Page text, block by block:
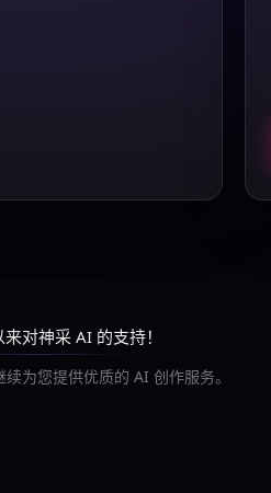
对神采 AI 的支持！
为您提供优质的 AI 创作服务。